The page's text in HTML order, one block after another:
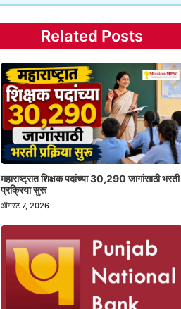
Related Posts
महाराष्ट्रात शिक्षक पदांच्या 30,290 जागांसाठी भरती
प्रक्रिया सुरू
ऑगस्ट 7, 2026